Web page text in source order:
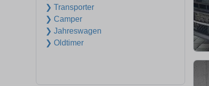
❯ Transporter
❯ Camper
❯ Jahreswagen
❯ Oldtimer